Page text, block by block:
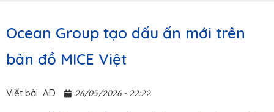
Ocean Group tạo dấu ấn mới trên
bản đồ MICE Việt
Viết bởi AD 26/05/2026 - 22:22